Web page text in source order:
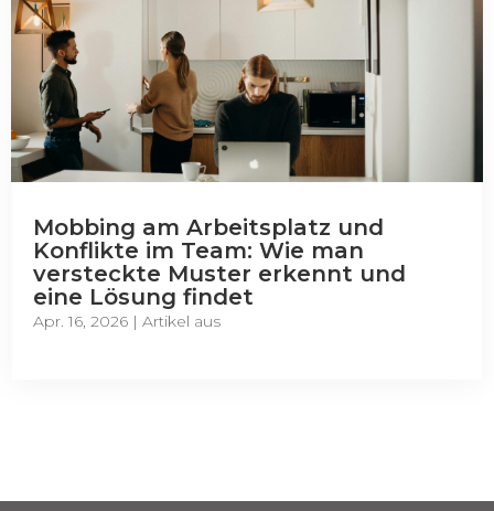
Mobbing am Arbeitsplatz und
Konflikte im Team: Wie man
versteckte Muster erkennt und
eine Lösung findet
Apr. 16, 2026 |Artikel aus